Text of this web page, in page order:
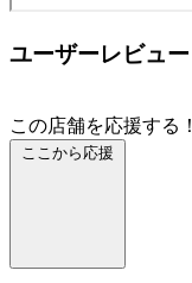
ユーザーレビュー
この店舗を応援する！
ここから応援